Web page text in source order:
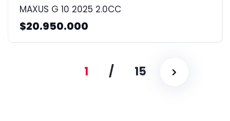
MAXUS G 10 2025 2.0CC
$20.950.000
1 / 15